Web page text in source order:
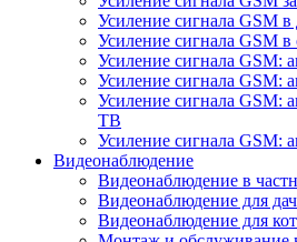
Усиление сигнала GSM в
Усиление сигнала GSM в
Усиление сигнала GSM:
Усиление сигнала GSM:
Усиление сигнала GSM:
ТВ
Усиление сигнала GSM:
Видеонаблюдение
Видеонаблюдение в
Видеонаблюдение для
Видеонаблюдение для